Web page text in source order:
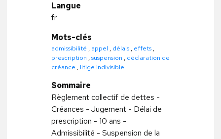
Langue
fr
Mots-clés
admissibilité , appel , délais , effets ,
prescription ,suspension , déclaration de
créance , litige indivisible
Sommaire
Règlement collectif de dettes -
Créances - Jugement - Délai de
prescription - 10 ans -
Admissibilité - Suspension de la